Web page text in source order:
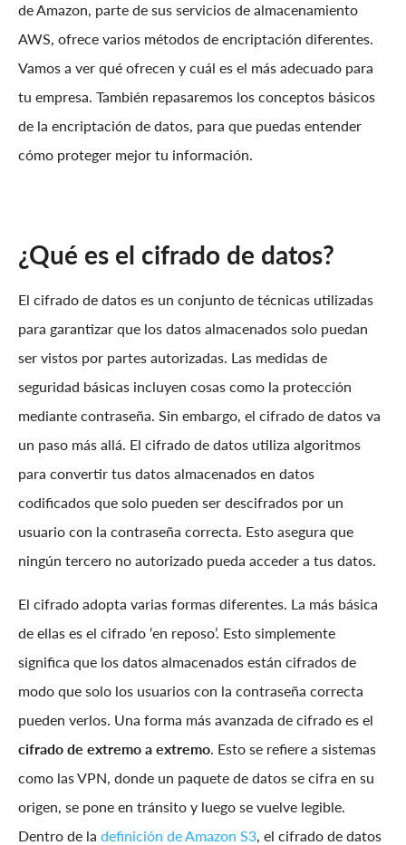
de Amazon, parte de sus servicios de almacenamiento
AWS, ofrece varios métodos de encriptación diferentes.
Vamos a ver qué ofrecen y cuál es el más adecuado para
tu empresa. También repasaremos los conceptos básicos
de la encriptación de datos, para que puedas entender
cómo proteger mejor tu información.
¿Qué es el cifrado de datos?
El cifrado de datos es un conjunto de técnicas utilizadas
para garantizar que los datos almacenados solo puedan
ser vistos por partes autorizadas. Las medidas de
seguridad básicas incluyen cosas como la protección
mediante contraseña. Sin embargo, el cifrado de datos va
un paso más allá. El cifrado de datos utiliza algoritmos
para convertir tus datos almacenados en datos
codificados que solo pueden ser descifrados por un
usuario con la contraseña correcta. Esto asegura que
ningún tercero no autorizado pueda acceder a tus datos.
El cifrado adopta varias formas diferentes. La más básica
de ellas es el cifrado ‘en reposo’. Esto simplemente
significa que los datos almacenados están cifrados de
modo que solo los usuarios con la contraseña correcta
pueden verlos. Una forma más avanzada de cifrado es el
cifrado de extremo a extremo. Esto se refiere a sistemas
como las VPN, donde un paquete de datos se cifra en su
origen, se pone en tránsito y luego se vuelve legible.
Dentro de la definición de Amazon S3, el cifrado de datos